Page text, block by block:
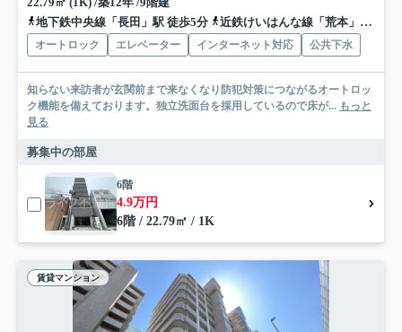
地下鉄中央線「長田」駅 徒歩5分
近鉄けいはんな線「荒本」駅 徒歩17分
オートロック エレベーター インターネット対応 公共下水
知らない来訪者が玄関前まで来なくなり防犯対策につながるオートロッ
ク機能を備えております。独立洗面台を採用しているので床が... もっと
見る
募集中の部屋
6階
4.9万円
6階 / 22.79㎡ / 1K
賃貸マンション